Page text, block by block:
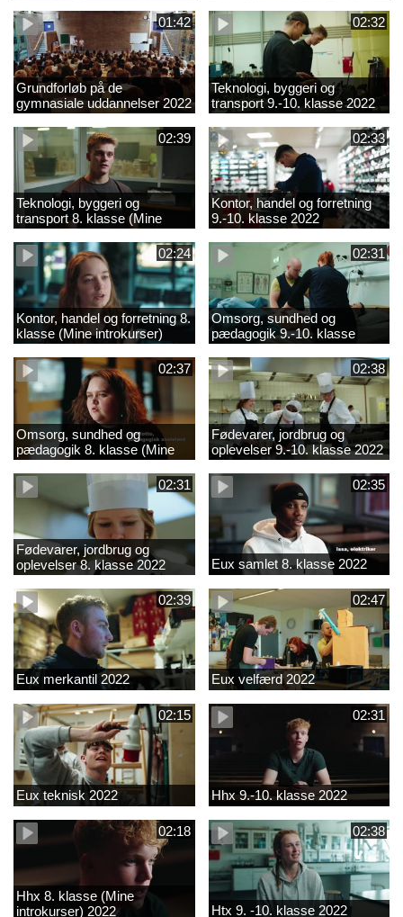
01:42
Grundforløb på de
gymnasiale uddannelser 2022
02:32
Teknologi, byggeri og
transport 9.-10. klasse 2022
02:39
Teknologi, byggeri og
transport 8. klasse (Mine
introkurser) 2022
02:33
Kontor, handel og forretning
9.-10. klasse 2022
02:24
Kontor, handel og forretning 8.
klasse (Mine introkurser)
2022
02:31
Omsorg, sundhed og
pædagogik 9.-10. klasse
2022
02:37
Omsorg, sundhed og
pædagogik 8. klasse (Mine
introkurser) 2022
02:38
Fødevarer, jordbrug og
oplevelser 9.-10. klasse 2022
02:31
Fødevarer, jordbrug og
oplevelser 8. klasse 2022
02:35
Eux samlet 8. klasse 2022
02:39
Eux merkantil 2022
02:47
Eux velfærd 2022
02:15
Eux teknisk 2022
02:31
Hhx 9.-10. klasse 2022
02:18
Hhx 8. klasse (Mine
introkurser) 2022
02:38
Htx 9. -10. klasse 2022